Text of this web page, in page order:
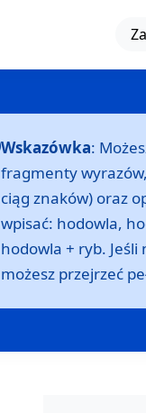
Wskazówka:
fragmenty
ciąg znaków) oraz
wpisać: hodowla,
hodowla + ryb. Jeśli
możesz przejrzeć